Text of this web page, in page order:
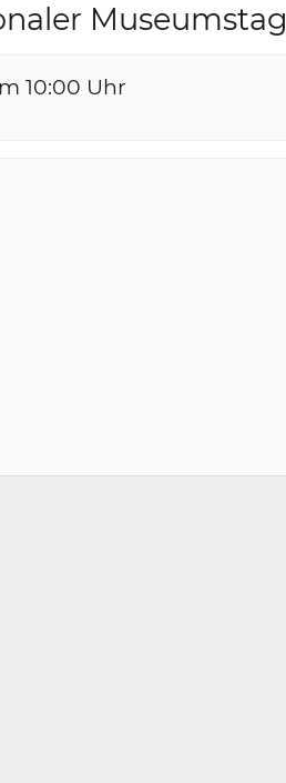
Museumstag
10:00 Uhr